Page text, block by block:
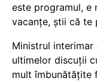
este programul, e
vacanţe, știi că te
Ministrul interimar
ultimelor discuții
mult îmbunătățite